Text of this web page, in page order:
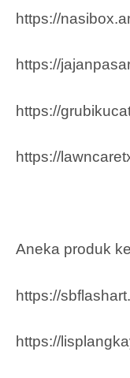
https://
https://
https://
https://
Aneka produk
https://
https://